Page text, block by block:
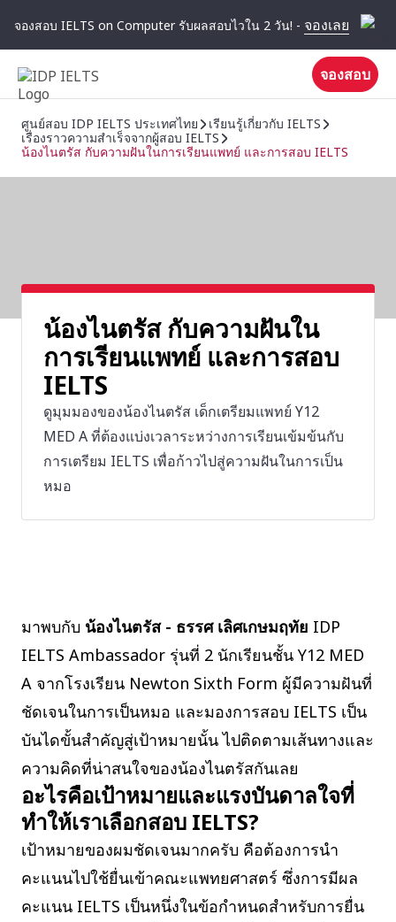
จองสอบ IELTS on Computer รับผลสอบไวใน 2 วัน! - จองเลย
จองสอบ
ศูนย์สอบ IDP IELTS ประเทศไทย
เรียนรู้เกี่ยวกับ IELTS
เรื่องราวความสําเร็จจากผู้สอบ IELTS
น้องไนตรัส กับความฝันในการเรียนแพทย์ และการสอบ IELTS
น้องไนตรัส กับความฝันใน
การเรียนแพทย์ และการสอบ
IELTS
ดูมุมมองของน้องไนตรัส เด็กเตรียมแพทย์ Y12
MED A ที่ต้องแบ่งเวลาระหว่างการเรียนเข้มข้นกับ
การเตรียม IELTS เพื่อก้าวไปสู่ความฝันในการเป็น
หมอ
มาพบกับ น้องไนตรัส - ธรรศ เลิศเกษมฤทัย IDP
IELTS Ambassador รุ่นที่ 2 นักเรียนชั้น Y12 MED
A จากโรงเรียน Newton Sixth Form ผู้มีความฝันที่
ชัดเจนในการเป็นหมอ และมองการสอบ IELTS เป็น
บันไดขั้นสำคัญสู่เป้าหมายนั้น ไปติดตามเส้นทางและ
ความคิดที่น่าสนใจของน้องไนตรัสกันเลย
อะไรคือเป้าหมายและแรงบันดาลใจที่
ทำให้เราเลือกสอบ IELTS?
เป้าหมายของผมชัดเจนมากครับ คือต้องการนำ
คะแนนไปใช้ยื่นเข้าคณะแพทยศาสตร์ ซึ่งการมีผล
คะแนน IELTS เป็นหนึ่งในข้อกำหนดสำหรับการยื่น